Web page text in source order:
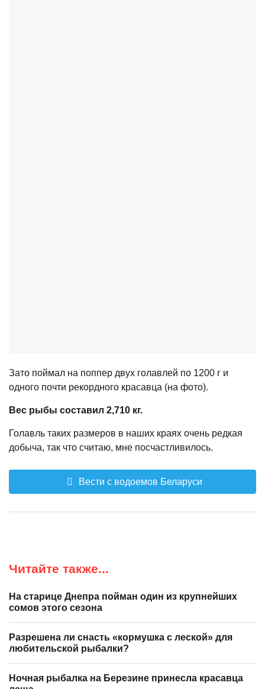
Зато поймал на поппер двух голавлей по 1200 г и
одного почти рекордного красавца (на фото).
Вес рыбы составил 2,710 кг.
Голавль таких размеров в наших краях очень редкая
добыча, так что считаю, мне посчастливилось.
Вести с водоемов Беларуси
Читайте также...
На старице Днепра пойман один из крупнейших
сомов этого сезона
Разрешена ли снасть «кормушка с леской» для
любительской рыбалки?
Ночная рыбалка на Березине принесла красавца